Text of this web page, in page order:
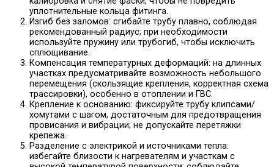
уплотнительные кольца фитинга.
Изгиб без заломов: сгибайте трубу плавно, соблюдая
рекомендованный радиус; при необходимости
используйте пружину или трубогиб, чтобы исключить
сплющивание.
Компенсация температурных деформаций: на длинных
участках предусматривайте возможность небольшого
перемещения (скользящие крепления, корректная схема
трассировки), особенно в отоплении и ГВС.
Крепление к основанию: фиксируйте трубу клипсами/
хомутами с шагом, достаточным для предотвращения
провисания и вибрации; не допускайте перетяжки
крепежа.
Разделение с электрикой и источниками тепла:
избегайте близости к нагревателям и участкам с